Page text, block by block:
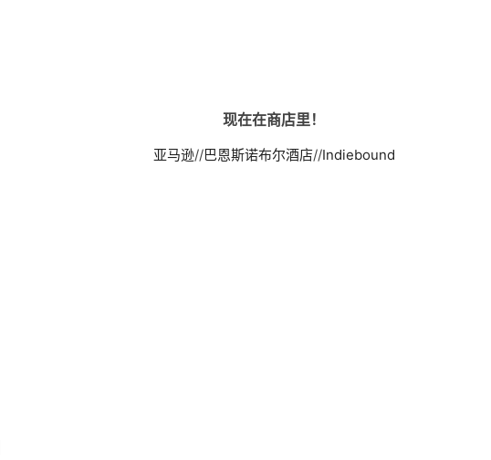
现在在商店里！
亚马逊//巴恩斯诺布尔酒店//Indiebound